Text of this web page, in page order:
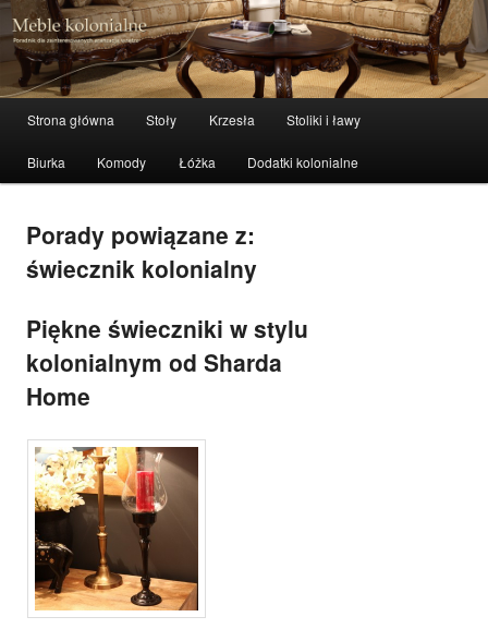
Meble kolonialne – zibi-meble.pl
meble stylowe, meble kolonialne i indyjskie
Przeskocz do tekstu
Przeskocz do widgetów
Strona główna Stoły Krzesła Stoliki i ławy
Biurka Komody Łóżka Dodatki kolonialne
Porady powiązane z:
świecznik kolonialny
Piękne świeczniki w stylu
kolonialnym od Sharda
Home